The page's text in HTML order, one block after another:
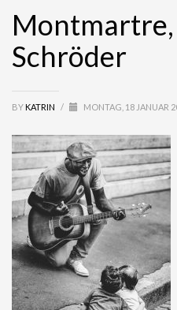
Schröder
BY KATRIN / MONTAG, 18 JANUAR